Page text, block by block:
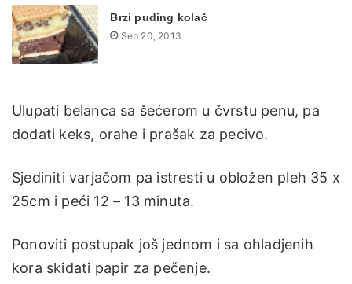
Brzi puding kolač
Sep 20, 2013
Ulupati belanca sa šećerom u čvrstu penu, pa
dodati keks, orahe i prašak za pecivo.
Sjediniti varjačom pa istresti u obložen pleh 35 x
25cm i peći 12 – 13 minuta.
Ponoviti postupak još jednom i sa ohladjenih
kora skidati papir za pečenje.